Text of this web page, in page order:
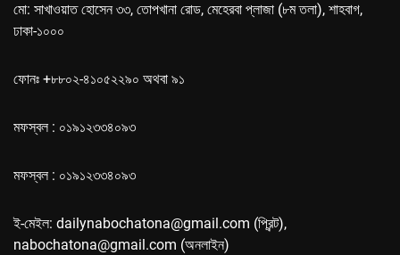
মো: সাখাওয়াত হোসেন ৩৩, তোপখানা রোড, মেহেরবা প্লাজা (৮ম তলা), শাহবাগ,
ঢাকা-১০০০
ফোনঃ +৮৮০২-৪১০৫২২৯০ অথবা ৯১
মফস্বল : ০১৯১২৩৩৪০৯৩
মফস্বল : ০১৯১২৩৩৪০৯৩
ই-মেইল: dailynabochatona@gmail.com (প্রিন্ট),
nabochatona@gmail.com (অনলাইন)